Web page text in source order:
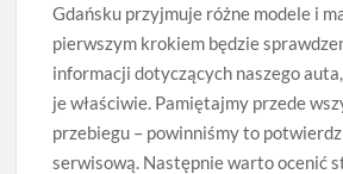
Gdańsku przyjmuje różne modele i
pierwszym krokiem będzie
informacji dotyczących naszego
je właściwie. Pamiętajmy przede
przebiegu – powinniśmy to
serwisową. Następnie warto ocenić